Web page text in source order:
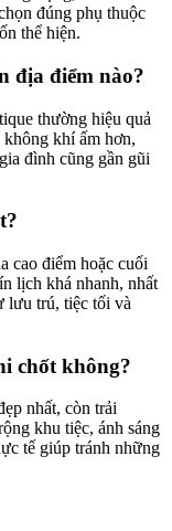
đúng phụ thuộc
thể hiện.
địa điểm nào?
thường hiệu quả
khí ấm hơn,
đình cũng gần gũi
cao điểm hoặc cuối
lịch khá nhanh, nhất
lưu trú, tiệc tối và
chốt không?
nhất, còn trải
khu tiệc, ánh sáng
tế giúp tránh những